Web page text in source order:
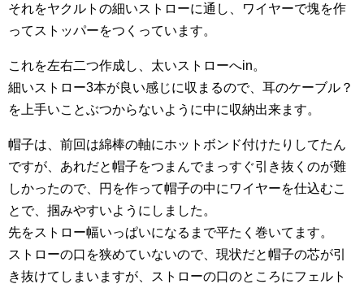
それをヤクルトの細いストローに通し、ワイヤーで塊を作
ってストッパーをつくっています。
これを左右二つ作成し、太いストローへin。
細いストロー3本が良い感じに収まるので、耳のケーブル？
を上手いことぶつからないように中に収納出来ます。
帽子は、前回は綿棒の軸にホットボンド付けたりしてたん
ですが、あれだと帽子をつまんでまっすぐ引き抜くのが難
しかったので、円を作って帽子の中にワイヤーを仕込むこ
とで、掴みやすいようにしました。
先をストロー幅いっぱいになるまで平たく巻いてます。
ストローの口を狭めていないので、現状だと帽子の芯が引
き抜けてしまいますが、ストローの口のところにフェルト